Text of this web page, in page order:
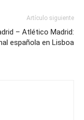
Artículo siguiente
– Atlético Madrid:
española en Lisboa